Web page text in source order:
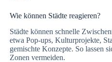
Wie können Städte reagieren?
Städte können schnelle
etwa Pop-ups, Kulturprojekte,
gemischte Konzepte. So lassen
Zonen vermeiden.